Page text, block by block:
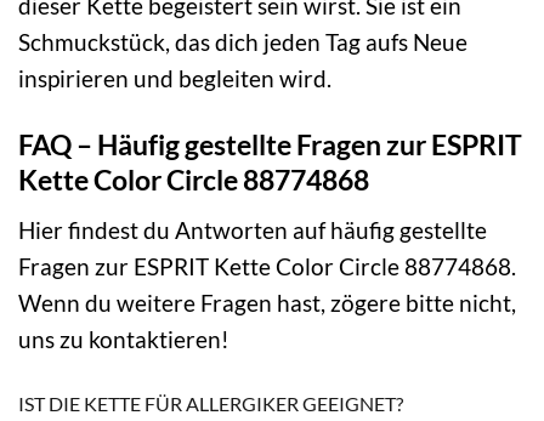
dieser Kette begeistert sein wirst. Sie ist ein
Schmuckstück, das dich jeden Tag aufs Neue
inspirieren und begleiten wird.
FAQ – Häufig gestellte Fragen zur ESPRIT
Kette Color Circle 88774868
Hier findest du Antworten auf häufig gestellte
Fragen zur ESPRIT Kette Color Circle 88774868.
Wenn du weitere Fragen hast, zögere bitte nicht,
uns zu kontaktieren!
IST DIE KETTE FÜR ALLERGIKER GEEIGNET?